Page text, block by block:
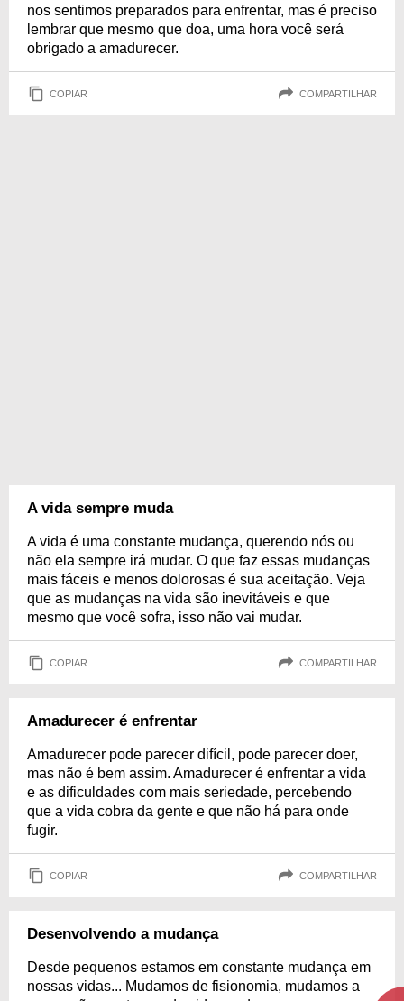
nos sentimos preparados para enfrentar, mas é preciso
lembrar que mesmo que doa, uma hora você será
obrigado a amadurecer.
COPIAR COMPARTILHAR
A vida sempre muda
A vida é uma constante mudança, querendo nós ou
não ela sempre irá mudar. O que faz essas mudanças
mais fáceis e menos dolorosas é sua aceitação. Veja
que as mudanças na vida são inevitáveis e que
mesmo que você sofra, isso não vai mudar.
COPIAR COMPARTILHAR
Amadurecer é enfrentar
Amadurecer pode parecer difícil, pode parecer doer,
mas não é bem assim. Amadurecer é enfrentar a vida
e as dificuldades com mais seriedade, percebendo
que a vida cobra da gente e que não há para onde
fugir.
COPIAR COMPARTILHAR
Desenvolvendo a mudança
Desde pequenos estamos em constante mudança em
nossas vidas... Mudamos de fisionomia, mudamos a